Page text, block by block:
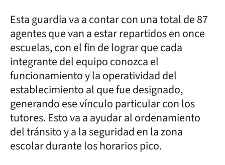
Esta guardia va a contar con una total de 87
agentes que van a estar repartidos en once
escuelas, con el fin de lograr que cada
integrante del equipo conozca el
funcionamiento y la operatividad del
establecimiento al que fue designado,
generando ese vínculo particular con los
tutores. Esto va a ayudar al ordenamiento
del tránsito y a la seguridad en la zona
escolar durante los horarios pico.